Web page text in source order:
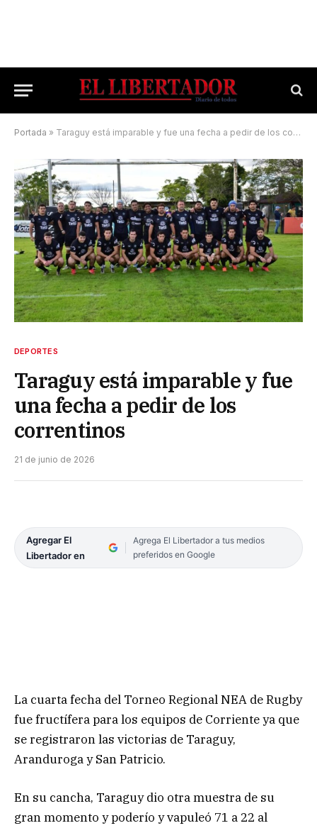
Portada » Taraguy está imparable y fue una fecha a pedir de los correntinos
DEPORTES
Taraguy está imparable y fue
una fecha a pedir de los
correntinos
21 de junio de 2026
Agregar El
Libertador en
Agrega El Libertador a tus medios
preferidos en Google
La cuarta fecha del Torneo Regional NEA de Rugby
fue fructífera para los equipos de Corriente ya que
se registraron las victorias de Taraguy,
Aranduroga y San Patricio.
En su cancha, Taraguy dio otra muestra de su
gran momento y poderío y vapuleó 71 a 22 al